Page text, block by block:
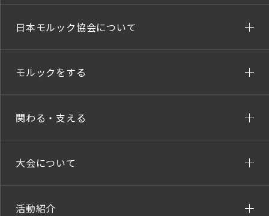
日本モルック協会について
モルックをする
関わる・支える
大会について
活動紹介